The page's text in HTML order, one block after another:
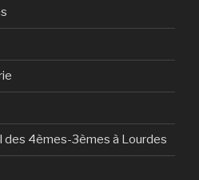
des 4èmes-3èmes à Lourdes